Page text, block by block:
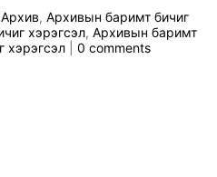
Архив, Архивын баримт бичиг
хэрэгсэл, Архивын баримт
хэрэгсэл 0 comments